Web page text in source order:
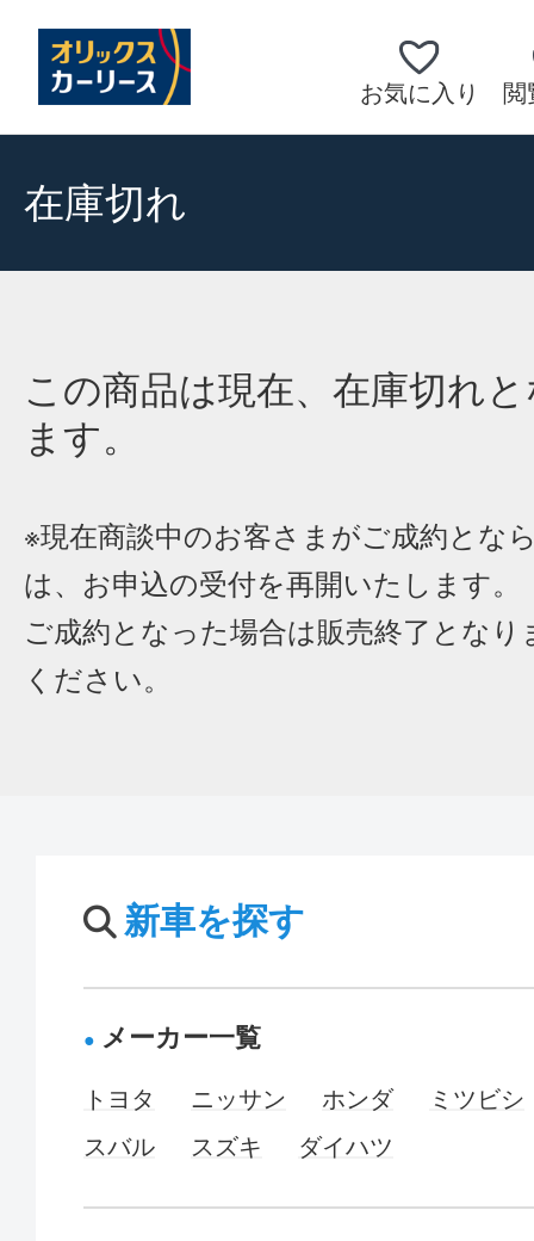
お気に入り 閲
在庫切れ
この商品は現在、在庫切れ
ます。
※現在商談中のお客さまがご成約とな
は、お申込の受付を再開いたします。
ご成約となった場合は販売終了となり
ください。
新車を探す
メーカー一覧
トヨタ ニッサン ホンダ
ミツビシ
スバル
スズキ ダイハツ